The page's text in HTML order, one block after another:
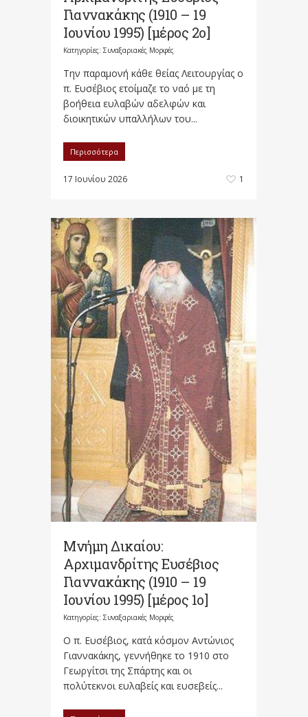
Γιαννακάκης (1910 – 19
Ιουνίου 1995) [μέρος 2ο]
Κατηγορίες: Συναξαριακές Μορφές
Την παραμονή κάθε θείας Λειτουργίας ο
π. Ευσέβιος ετοίμαζε το ναό με τη
βοήθεια ευλαβών αδελφών και
διοικητικών υπαλλήλων του...
Περισσότερα
17 Ιουνίου 2026 1
Μνήμη Δικαίου:
Αρχιμανδρίτης Ευσέβιος
Γιαννακάκης (1910 – 19
Ιουνίου 1995) [μέρος 1ο]
Κατηγορίες: Συναξαριακές Μορφές
Ο π. Ευσέβιος, κατά κόσμον Αντώνιος
Γιαννακάκης, γεννήθηκε το 1910 στο
Γεωργίτσι της Σπάρτης και οι
πολύτεκνοι ευλαβείς και ευσεβείς...